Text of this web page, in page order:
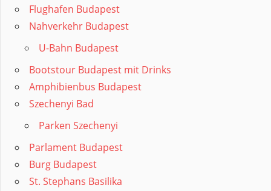
Flughafen Budapest
Nahverkehr Budapest
U-Bahn Budapest
Bootstour Budapest mit Drinks
Amphibienbus Budapest
Szechenyi Bad
Parken Szechenyi
Parlament Budapest
Burg Budapest
St. Stephans Basilika